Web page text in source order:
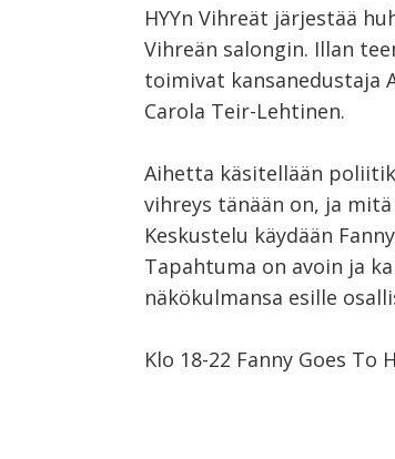
HYYn Vihreät järjestää
Vihreän salongin. Illan
toimivat kansanedustaja
Carola Teir-Lehtinen.
Aihetta käsitellään
vihreys tänään on, ja
Keskustelu käydään
Tapahtuma on avoin ja
näkökulmansa esille
Klo 18-22 Fanny Goes To